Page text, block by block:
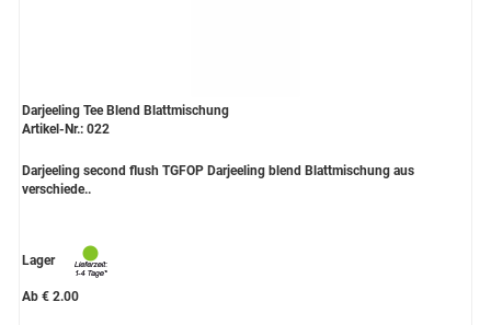
Darjeeling Tee Blend Blattmischung
Artikel-Nr.: 022
Darjeeling second flush TGFOP Darjeeling blend Blattmischung aus
verschiede..
Lager
Ab € 2.00